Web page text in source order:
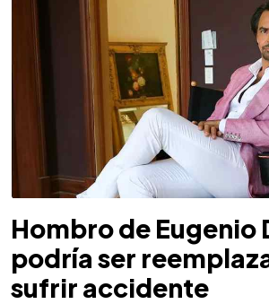
Hombro de Eugenio
podría ser
sufrir accidente